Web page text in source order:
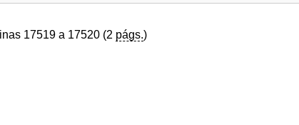
17519 a 17520 (2 págs.)